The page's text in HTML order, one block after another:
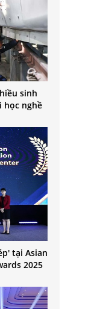
sinh
học nghề
tại Asian
2025